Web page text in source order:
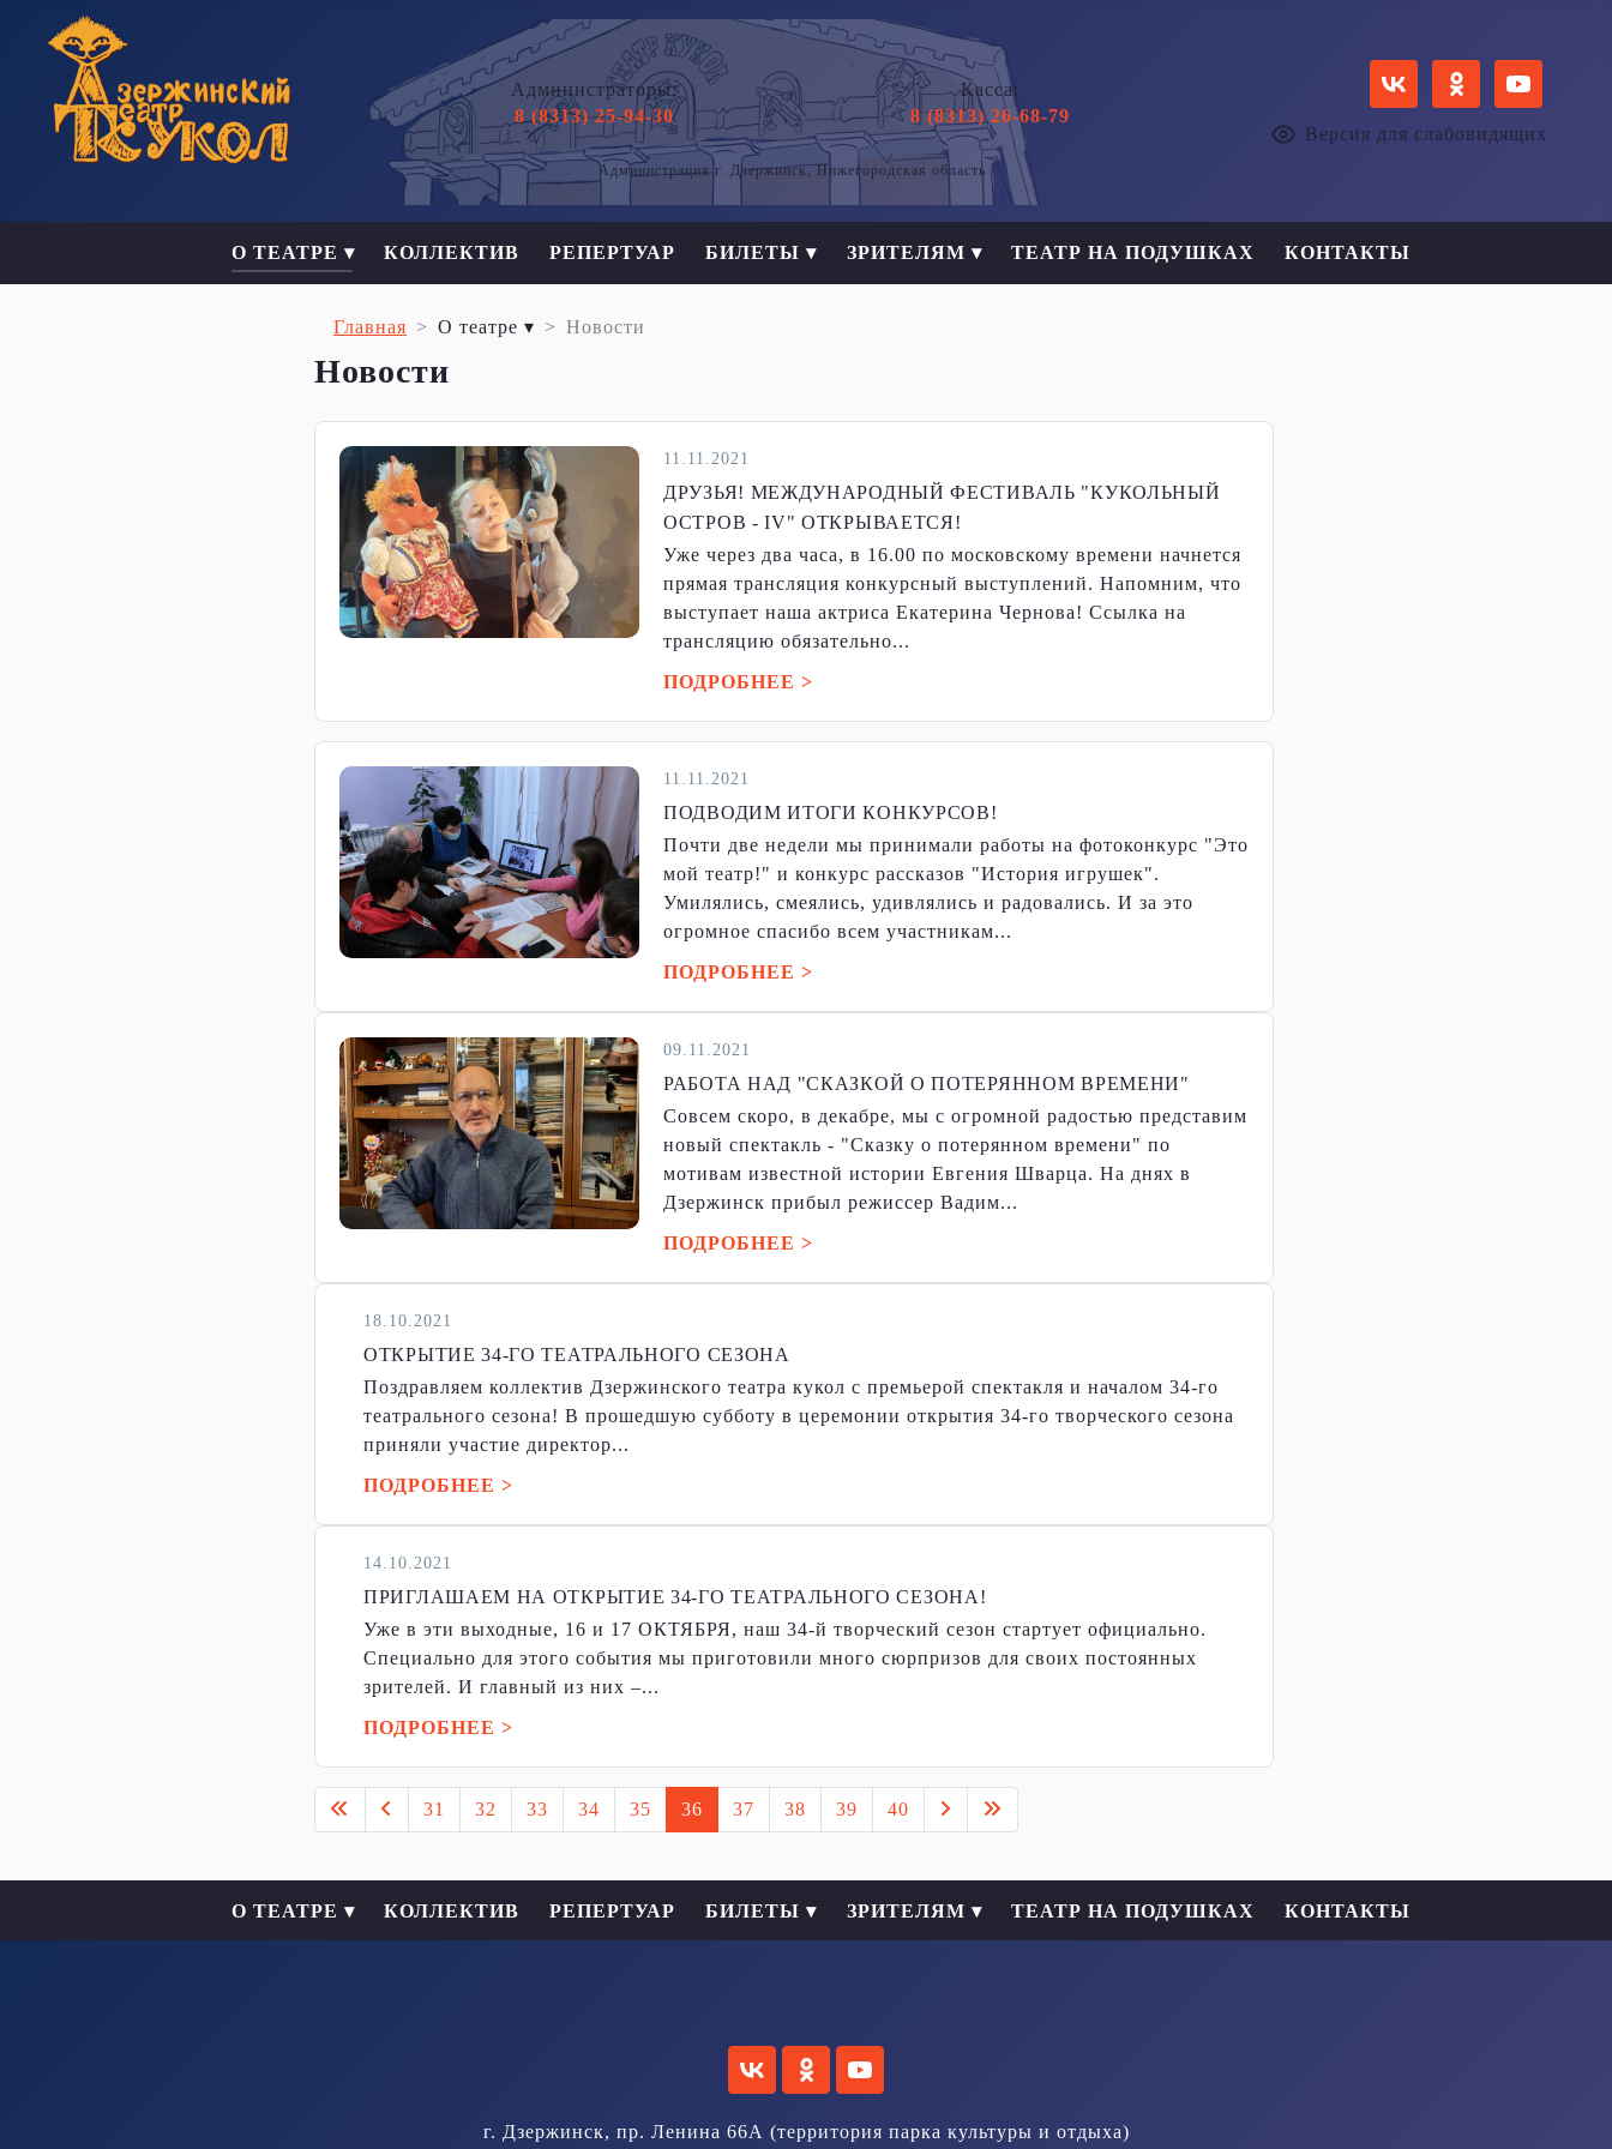
Версия для слабовидящих
Администраторы:
8 (8313) 25-94-30
Касса:
8 (8313) 26-68-79
Администрация г. Дзержинск, Нижегородская область
О ТЕАТРЕ ▾ КОЛЛЕКТИВ РЕПЕРТУАР БИЛЕТЫ ▾ ЗРИТЕЛЯМ ▾ ТЕАТР НА ПОДУШКАХ КОНТАКТЫ
Главная О театре ▾ Новости
Новости
11.11.2021
ДРУЗЬЯ! МЕЖДУНАРОДНЫЙ ФЕСТИВАЛЬ "КУКОЛЬНЫЙ
ОСТРОВ - IV" ОТКРЫВАЕТСЯ!
Уже через два часа, в 16.00 по московскому времени начнется
прямая трансляция конкурсный выступлений. Напомним, что
выступает наша актриса Екатерина Чернова! Ссылка на
трансляцию обязательно...
ПОДРОБНЕЕ >
11.11.2021
ПОДВОДИМ ИТОГИ КОНКУРСОВ!
Почти две недели мы принимали работы на фотоконкурс "Это
мой театр!" и конкурс рассказов "История игрушек".
Умилялись, смеялись, удивлялись и радовались. И за это
огромное спасибо всем участникам...
ПОДРОБНЕЕ >
09.11.2021
РАБОТА НАД "СКАЗКОЙ О ПОТЕРЯННОМ ВРЕМЕНИ"
Совсем скоро, в декабре, мы с огромной радостью представим
новый спектакль - "Сказку о потерянном времени" по
мотивам известной истории Евгения Шварца. На днях в
Дзержинск прибыл режиссер Вадим...
ПОДРОБНЕЕ >
18.10.2021
ОТКРЫТИЕ 34-ГО ТЕАТРАЛЬНОГО СЕЗОНА
Поздравляем коллектив Дзержинского театра кукол с премьерой спектакля и началом 34-го
театрального сезона! В прошедшую субботу в церемонии открытия 34-го творческого сезона
приняли участие директор...
ПОДРОБНЕЕ >
14.10.2021
ПРИГЛАШАЕМ НА ОТКРЫТИЕ 34-ГО ТЕАТРАЛЬНОГО СЕЗОНА!
Уже в эти выходные, 16 и 17 ОКТЯБРЯ, наш 34-й творческий сезон стартует официально.
Специально для этого события мы приготовили много сюрпризов для своих постоянных
зрителей. И главный из них –...
ПОДРОБНЕЕ >
31 32 33 34 35 36 37 38 39 40
О ТЕАТРЕ ▾ КОЛЛЕКТИВ РЕПЕРТУАР БИЛЕТЫ ▾ ЗРИТЕЛЯМ ▾ ТЕАТР НА ПОДУШКАХ КОНТАКТЫ
г. Дзержинск, пр. Ленина 66А (территория парка культуры и отдыха)